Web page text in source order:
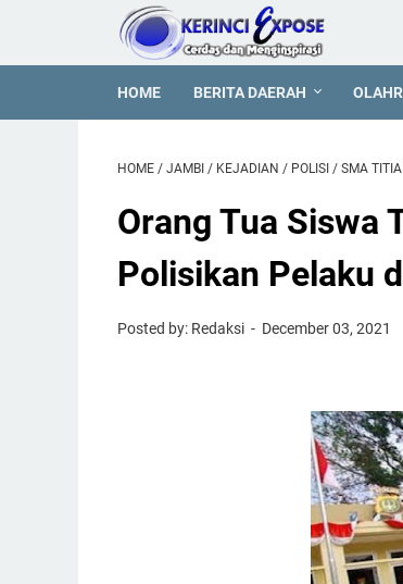
HOME BERITA DAERAH
HOME / JAMBI / KEJADIAN / POLISI / SMA
Orang Tua Siswa
Polisikan Pelaku
Posted by: Redaksi December 03, 2021